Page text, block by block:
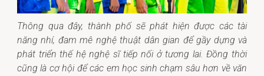
Thông qua đây, thành phố sẽ phát hiện được các tài
năng nhí, đam mê nghệ thuật dân gian để gầy dựng và
phát triển thế hệ nghệ sĩ tiếp nối ở tương lai. Đồng thời
cũng là cơ hội để các em học sinh chạm sâu hơn về văn